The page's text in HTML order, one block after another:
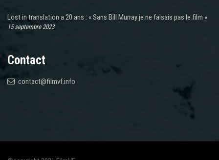
Lost in translation a 20 ans : « Sans Bill Murray je ne faisais pas le film »
15 septembre 2023
Contact
contact@filmvf.info